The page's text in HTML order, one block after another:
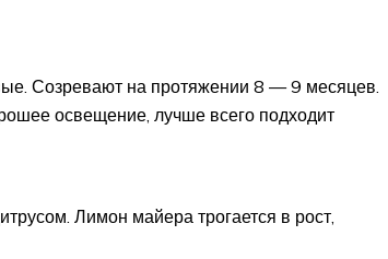
Созревают на протяжении 8 — 9 месяцев.
освещение, лучше всего подходит
Лимон майера трогается в рост,